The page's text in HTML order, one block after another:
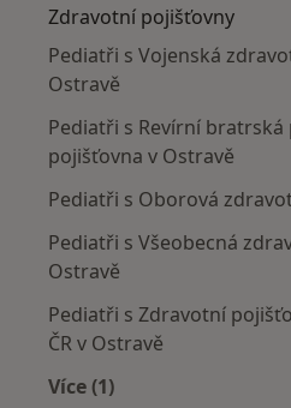
Zdravotní pojišťovny
Pediatři s Vojenská
Ostravě
Pediatři s Revírní
pojišťovna v Ostravě
Pediatři s Oborová
Pediatři s Všeobecná
Ostravě
Pediatři s Zdravotní
ČR v Ostravě
Více (1)